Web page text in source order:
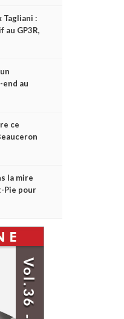
Tagliani :
GP3R,
end au
?
ce
le
la mire
Pie pour